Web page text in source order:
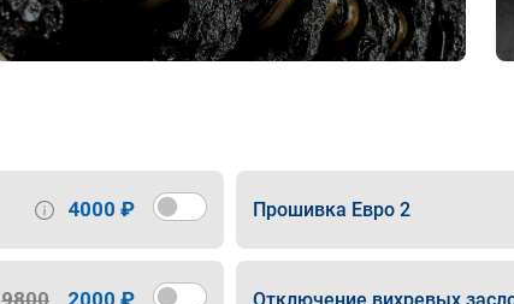
4000 ₽ Прошивка Евро 2
9800 2000 ₽ Отключение вихревых